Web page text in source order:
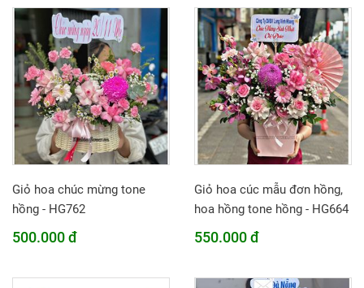
Giỏ hoa chúc mừng tone
hồng - HG762
500.000 đ
Giỏ hoa cúc mẫu đơn hồng,
hoa hồng tone hồng - HG664
550.000 đ